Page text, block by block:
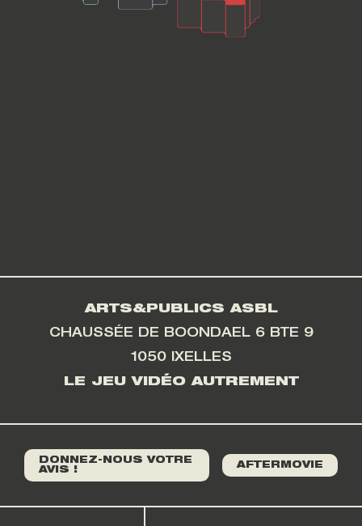
ARTS&PUBLICS ASBL
CHAUSSÉE DE BOONDAEL 6 BTE 9
1050 IXELLES
LE JEU VIDÉO AUTREMENT
DONNEZ-NOUS VOTRE
AVIS !
AFTERMOVIE